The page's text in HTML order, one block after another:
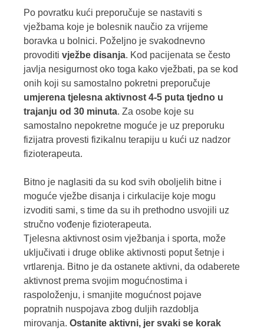
Po povratku kući preporučuje se nastaviti s
vježbama koje je bolesnik naučio za vrijeme
boravka u bolnici. Poželjno je svakodnevno
provoditi vježbe disanja. Kod pacijenata se često
javlja nesigurnost oko toga kako vježbati, pa se kod
onih koji su samostalno pokretni preporučuje
umjerena tjelesna aktivnost 4-5 puta tjedno u
trajanju od 30 minuta. Za osobe koje su
samostalno nepokretne moguće je uz preporuku
fizijatra provesti fizikalnu terapiju u kući uz nadzor
fizioterapeuta.
Bitno je naglasiti da su kod svih oboljelih bitne i
moguće vježbe disanja i cirkulacije koje mogu
izvoditi sami, s time da su ih prethodno usvojili uz
stručno vođenje fizioterapeuta.
Tjelesna aktivnost osim vježbanja i sporta, može
uključivati i druge oblike aktivnosti poput šetnje i
vrtlarenja. Bitno je da ostanete aktivni, da odaberete
aktivnost prema svojim mogućnostima i
raspoloženju, i smanjite mogućnost pojave
popratnih nuspojava zbog duljih razdoblja
mirovanja. Ostanite aktivni, jer svaki se korak